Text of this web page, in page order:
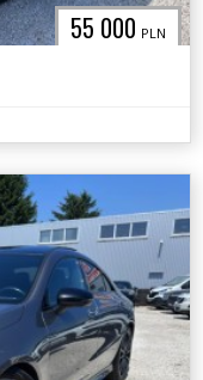
55 000 PLN